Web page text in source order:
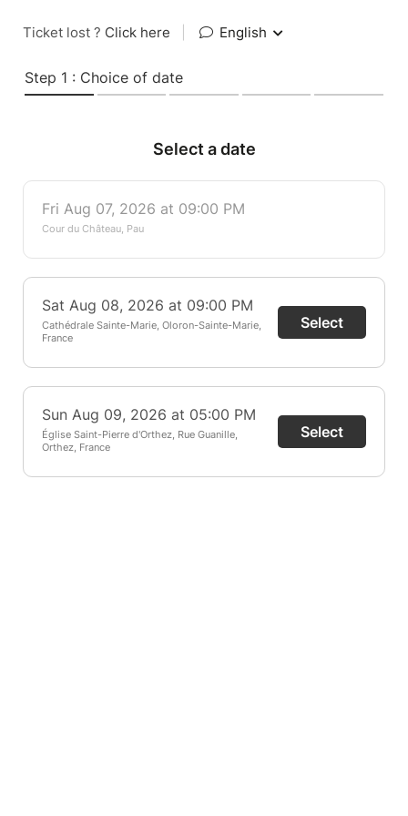
Ticket lost ? Click here English
Step 1 : Choice of date
Select a date
Fri Aug 07, 2026 at 09:00 PM
Cour du Château, Pau
Sat Aug 08, 2026 at 09:00 PM
Cathédrale Sainte-Marie, Oloron-Sainte-Marie,
France
Select
Sun Aug 09, 2026 at 05:00 PM
Église Saint-Pierre d'Orthez, Rue Guanille,
Orthez, France
Select